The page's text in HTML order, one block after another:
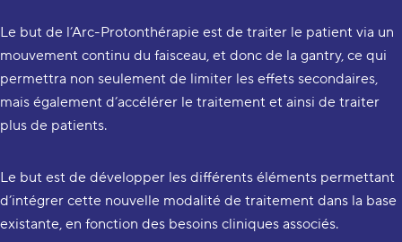
Le but de l’Arc-Protonthérapie est de traiter le patient via un
mouvement continu du faisceau, et donc de la gantry, ce qui
permettra non seulement de limiter les effets secondaires,
mais également d’accélérer le traitement et ainsi de traiter
plus de patients.
Le but est de développer les différents éléments permettant
d’intégrer cette nouvelle modalité de traitement dans la base
existante, en fonction des besoins cliniques associés.